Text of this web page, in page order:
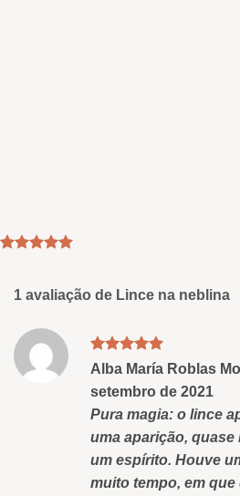
5 com base
de clientes
1 avaliação de Lince na neblina
Avaliação5
Alba María Roblas
setembro de 2021
Pura magia: o lince
uma aparição,
um espírito. Houve
muito tempo, em